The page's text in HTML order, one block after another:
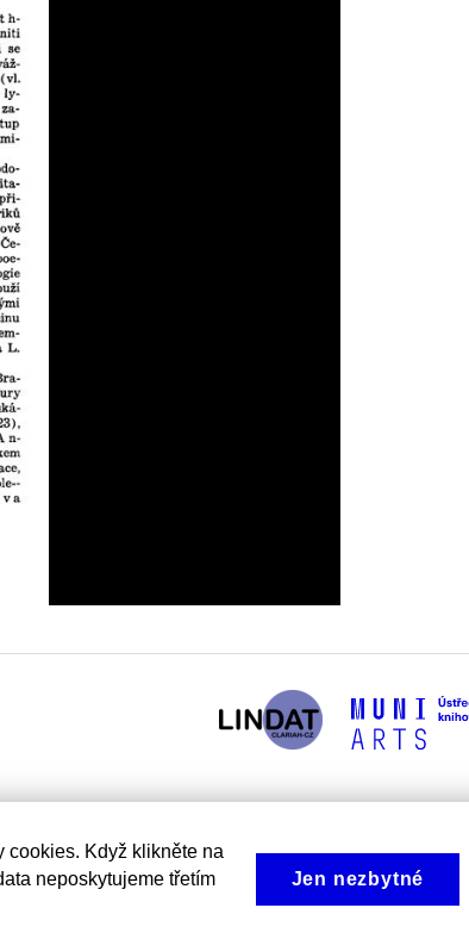
cookies. Když klikněte na
neposkytujeme třetím
Jen nezbytné